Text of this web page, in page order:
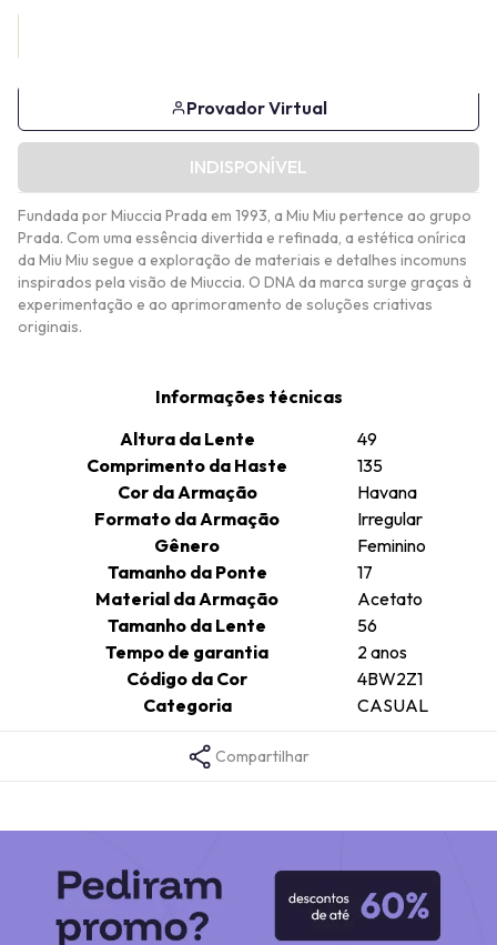
Provador Virtual
INDISPONÍVEL
Fundada por Miuccia Prada em 1993, a Miu Miu pertence ao grupo
Prada. Com uma essência divertida e refinada, a estética onírica
da Miu Miu segue a exploração de materiais e detalhes incomuns
inspirados pela visão de Miuccia. O DNA da marca surge graças à
experimentação e ao aprimoramento de soluções criativas
originais.
Informações técnicas
Altura da Lente
49
Comprimento da Haste
135
Cor da Armação
Havana
Formato da Armação
Irregular
Gênero
Feminino
Tamanho da Ponte
17
Material da Armação
Acetato
Tamanho da Lente
56
Tempo de garantia
2 anos
Código da Cor
4BW2Z1
Categoria
CASUAL
Compartilhar